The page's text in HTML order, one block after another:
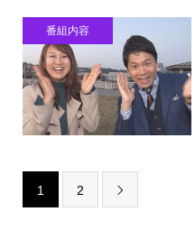
番組内容
1 2 